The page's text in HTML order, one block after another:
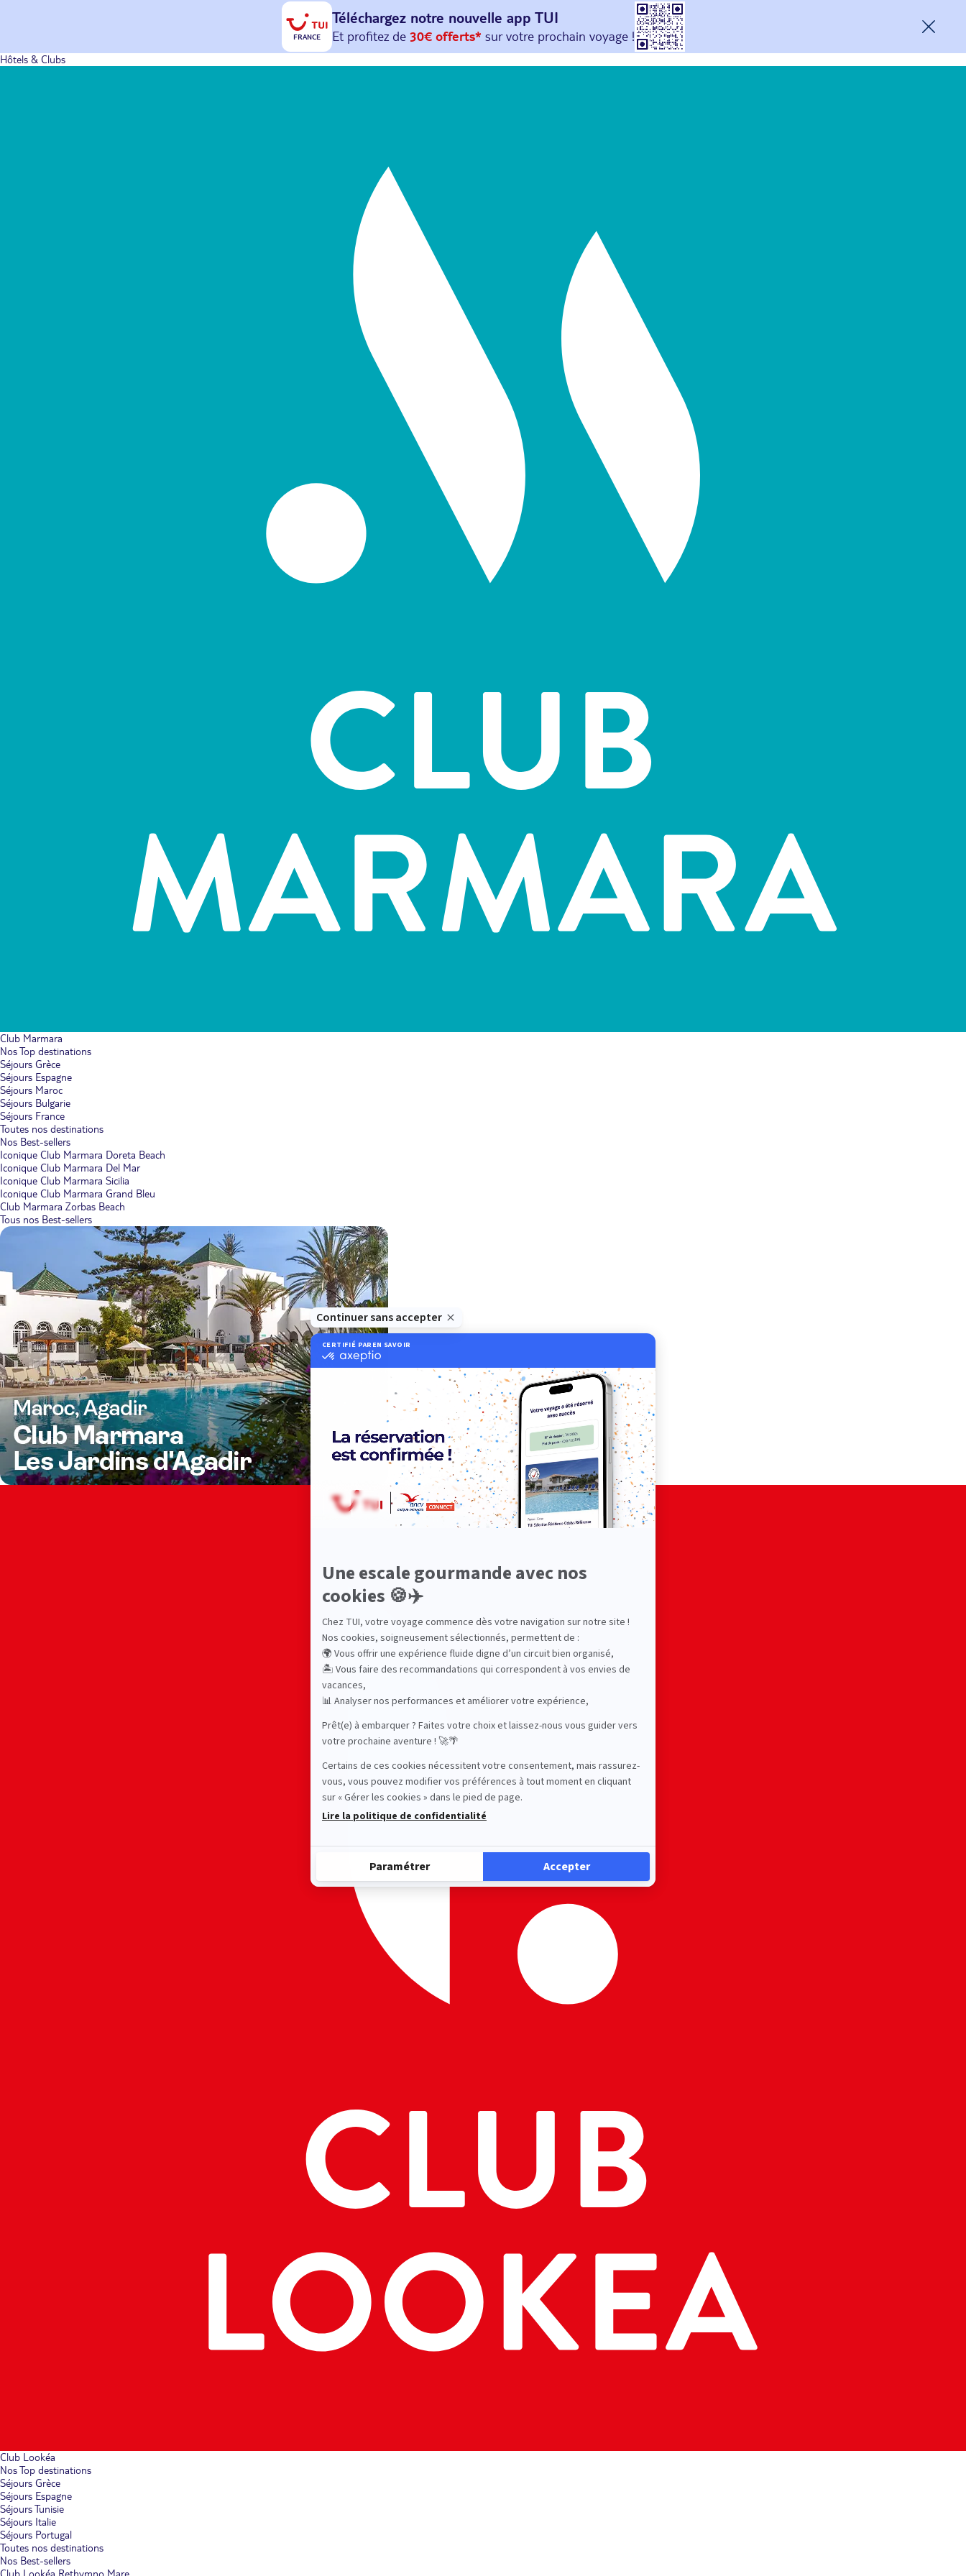
FRANCE
Téléchargez notre nouvelle app TUI
Et profitez de 30€ offerts*sur votreprochain
avec le code : HAPPYAPP
Hôtels & Clubs
Club Marmara
Nos Top destinations
Séjours Grèce
Séjours Espagne
Séjours Maroc
Séjours Bulgarie
Séjours France
Toutes nos destinations
Nos Best-sellers
Iconique Club Marmara Doreta Beach
Iconique Club Marmara Del Mar
Iconique Club Marmara Sicilia
Iconique Club Marmara Grand Bleu
Club Marmara Zorbas Beach
Tous nos Best-sellers
Club Lookéa
Nos Top destinations
Séjours Grèce
Séjours Espagne
Séjours Tunisie
Séjours Italie
Séjours Portugal
Toutes nos destinations
Nos Best-sellers